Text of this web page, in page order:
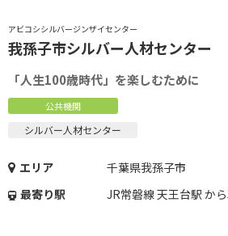
アビコシシルバージンザイセンター
我孫子市シルバー人材センター
「人生100歳時代」を楽しむために
公共機関
シルバー人材センター
エリア
千葉県我孫子市
最寄り駅
JR常磐線 天王台駅 か